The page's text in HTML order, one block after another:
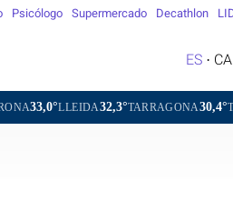
Psicólogo Supermercado Decathlon
ES CA
TARRAGONA30,4°TORTOSA34,4°